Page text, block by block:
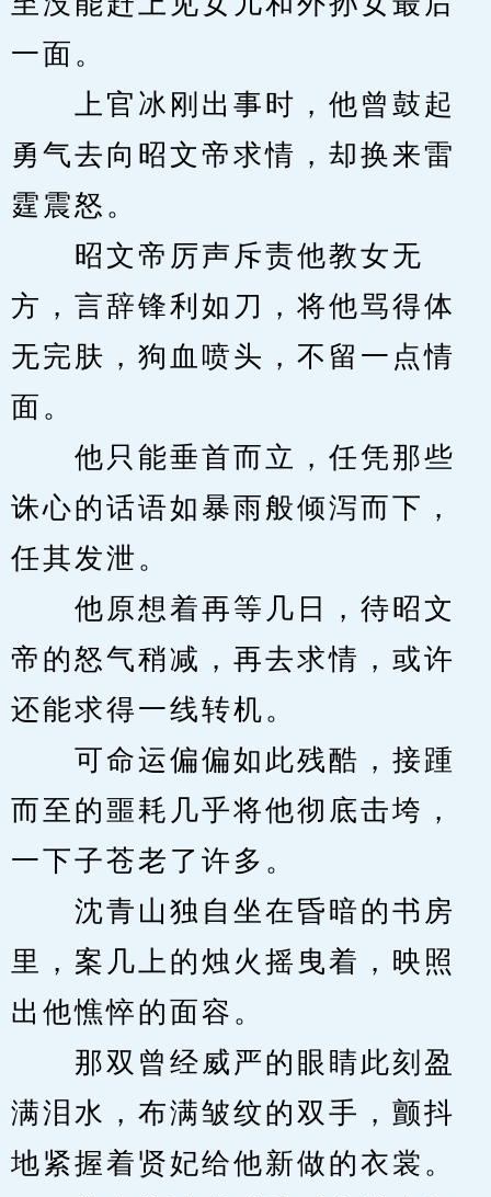
一面。
上官冰刚出事时，他曾鼓起
勇气去向昭文帝求情，却换来雷
霆震怒。
昭文帝厉声斥责他教女无
方，言辞锋利如刀，将他骂得体
无完肤，狗血喷头，不留一点情
面。
他只能垂首而立，任凭那些
诛心的话语如暴雨般倾泻而下，
任其发泄。
他原想着再等几日，待昭文
帝的怒气稍减，再去求情，或许
还能求得一线转机。
可命运偏偏如此残酷，接踵
而至的噩耗几乎将他彻底击垮，
一下子苍老了许多。
沈青山独自坐在昏暗的书房
里，案几上的烛火摇曳着，映照
出他憔悴的面容。
那双曾经威严的眼睛此刻盈
满泪水，布满皱纹的双手，颤抖
地紧握着贤妃给他新做的衣裳。